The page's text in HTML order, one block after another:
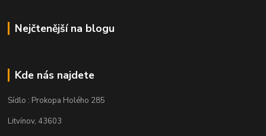
Nejčtenější na blogu
Kde nás najdete
Sídlo : Prokopa Holého 285
Litvínov, 43603